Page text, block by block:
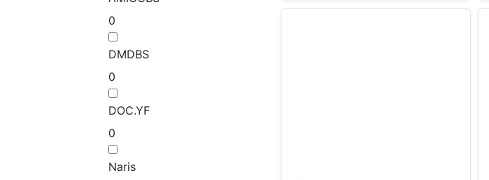
0
DMDBS
0
DOC.YF
0
Naris